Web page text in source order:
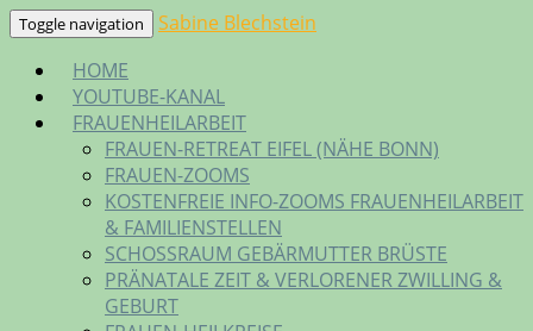
Skip
content
Toggle navigation
Sabine Blechstein
HOME
YOUTUBE-KANAL
FRAUENHEILARBEIT
FRAUEN-RETREAT EIFEL (NÄHE BONN)
FRAUEN-ZOOMS
KOSTENFREIE INFO-ZOOMS FRAUENHEILARBEIT
& FAMILIENSTELLEN
SCHOSSRAUM GEBÄRMUTTER BRÜSTE
PRÄNATALE ZEIT & VERLORENER ZWILLING &
GEBURT